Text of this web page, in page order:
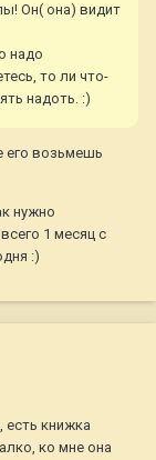
Он( она) видит
надо
то ли что-
надоть. :)
его возьмешь
нужно
1 месяц с
:)
есть книжка
ко мне она